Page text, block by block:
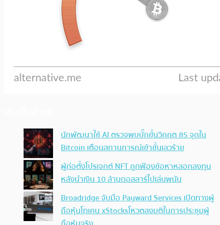
นักพัฒนาใช้ AI ตรวจพบบั๊กขั้นวิกฤต 85 จุดใน
Bitcoin เตือนสถานการณ์เข้าขั้นเลวร้าย
ผู้ก่อตั้งโปรเจกต์ NFT ถูกฟ้องข้อหาหลอกลงทุน
หลังนำเงิน 10 ล้านดอลลาร์ไปเล่นพนัน
Broadridge จับมือ Payward Services เปิดทางผู้
ถือหุ้นโทเคน xStocksโหวตลงมติในการประชุมผู้